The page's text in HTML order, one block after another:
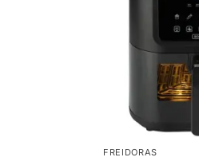
FREIDORAS